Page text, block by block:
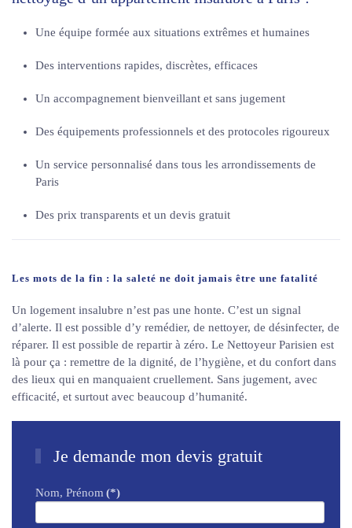
Une équipe formée aux situations extrêmes et humaines
Des interventions rapides, discrètes, efficaces
Un accompagnement bienveillant et sans jugement
Des équipements professionnels et des protocoles rigoureux
Un service personnalisé dans tous les arrondissements de
Paris
Des prix transparents et un devis gratuit
Les mots de la fin : la saleté ne doit jamais être une fatalité
Un logement insalubre n’est pas une honte. C’est un signal
d’alerte. Il est possible d’y remédier, de nettoyer, de désinfecter, de
réparer. Il est possible de repartir à zéro. Le Nettoyeur Parisien est
là pour ça : remettre de la dignité, de l’hygiène, et du confort dans
des lieux qui en manquaient cruellement. Sans jugement, avec
efficacité, et surtout avec beaucoup d’humanité.
Je demande mon devis gratuit
Nom, Prénom (*)